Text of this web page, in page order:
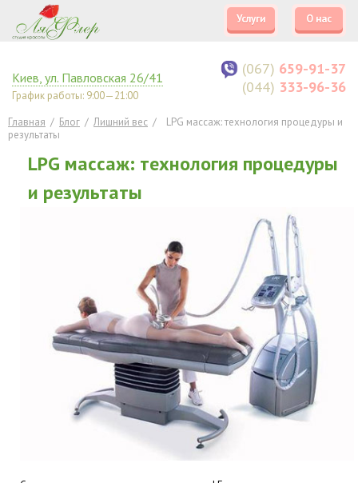
О нас
Киев, ул. Павловская 26/41
График работы: 9:00—21:00
(067) 659-91-37
(044) 333-96-36
Услуги
Главная / Блог / Лишний вес /
LPG массаж: технология процедуры и
результаты
LPG массаж: технология процедуры
и результаты